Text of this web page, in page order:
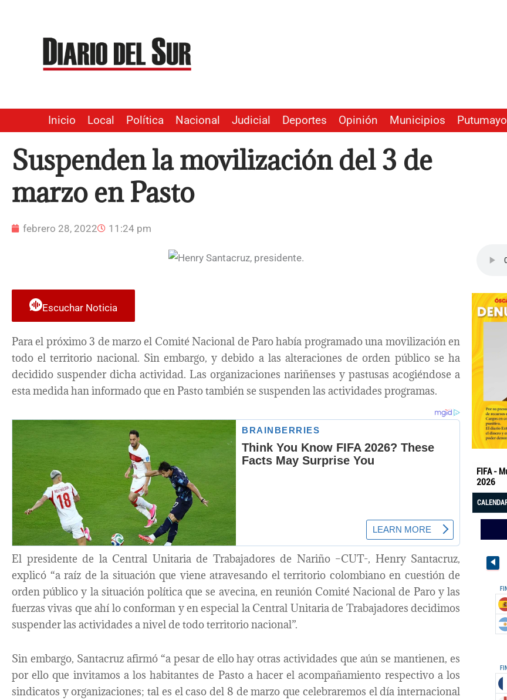
contenido
Inicio Local Política Nacional Judicial Deportes Opinión Municipios Putumayo
Suspenden la movilización del 3 de
marzo en Pasto
febrero 28, 2022 11:24 pm
Escuchar Noticia
Para el próximo 3 de marzo el Comité Nacional de Paro había programado una movilización en
todo el territorio nacional. Sin embargo, y debido a las alteraciones de orden público se ha
decidido suspender dicha actividad. Las organizaciones nariñenses y pastusas acogiéndose a
esta medida han informado que en Pasto también se suspenden las actividades programas.
El presidente de la Central Unitaria de Trabajadores de Nariño –CUT-, Henry Santacruz,
explicó “a raíz de la situación que viene atravesando el territorio colombiano en cuestión de
orden público y la situación política que se avecina, en reunión Comité Nacional de Paro y las
fuerzas vivas que ahí lo conforman y en especial la Central Unitaria de Trabajadores decidimos
suspender las actividades a nivel de todo territorio nacional”.
Sin embargo, Santacruz afirmó “a pesar de ello hay otras actividades que aún se mantienen, es
por ello que invitamos a los habitantes de Pasto a hacer el acompañamiento respectivo a los
sindicatos y organizaciones; tal es el caso del 8 de marzo que celebraremos el día internacional